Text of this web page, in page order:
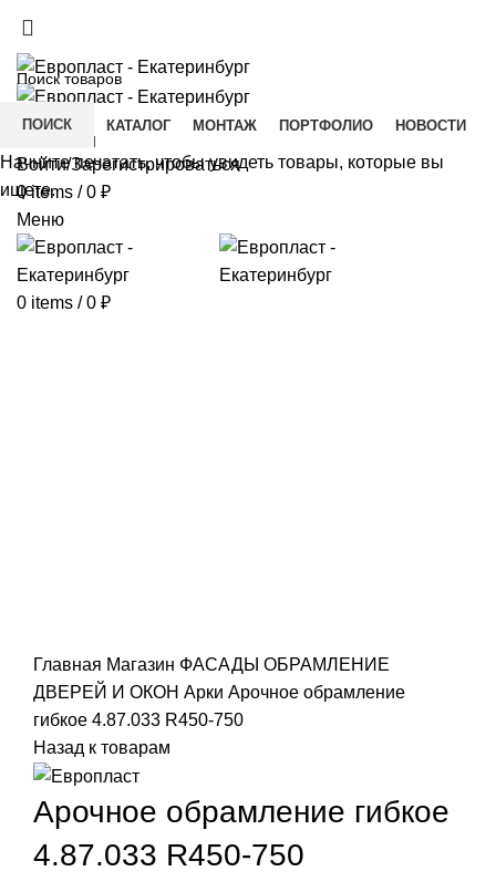
ГЛАВНАЯ КАТАЛОГ МОНТАЖ ПОРТФОЛИО
НОВОСТИ
КОНТАКТЫ
Войти/Зарегистрироваться
0items / 0 ₽
Меню
0 items / 0 ₽
Главная Магазин ФАСАДЫ ОБРАМЛЕНИЕ
ДВЕРЕЙ И ОКОН Арки Арочное обрамление
гибкое 4.87.033 R450-750
Назад к товарам
Арочное обрамление гибкое
4.87.033 R450-750
ПОИСК
Начните печатать, чтобы увидеть товары, которые вы
ищете.